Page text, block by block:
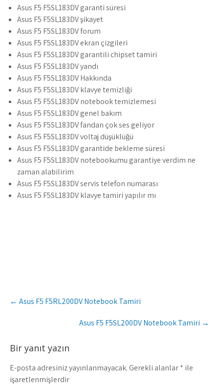
Asus F5 F5SL183DV garanti süresi
Asus F5 F5SL183DV şikayet
Asus F5 F5SL183DV forum
Asus F5 F5SL183DV ekran çizgileri
Asus F5 F5SL183DV garantili chipset tamiri
Asus F5 F5SL183DV yandı
Asus F5 F5SL183DV Hakkında
Asus F5 F5SL183DV klavye temizliği
Asus F5 F5SL183DV notebook temizlemesi
Asus F5 F5SL183DV genel bakım
Asus F5 F5SL183DV fandan çok ses geliyor
Asus F5 F5SL183DV voltaj düşüklüğü
Asus F5 F5SL183DV garantide bekleme süresi
Asus F5 F5SL183DV notebookumu garantiye verdim ne
zaman alabilirim
Asus F5 F5SL183DV servis telefon numarası
Asus F5 F5SL183DV klavye tamiri yapılır mı
Post
navigation
← Asus F5 F5RL200DV Notebook Tamiri
Asus F5 F5SL200DV Notebook Tamiri →
Bir yanıt yazın
E-posta adresiniz yayınlanmayacak.Gerekli alanlar* ile
işaretlenmişlerdir